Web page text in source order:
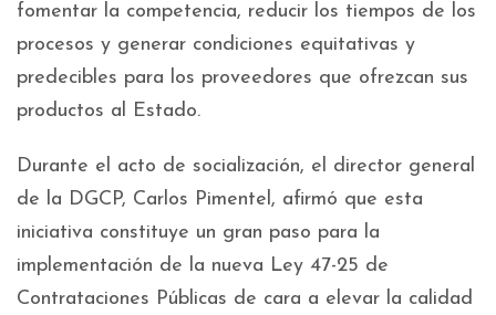
fomentar la competencia, reducir los tiempos de los
procesos y generar condiciones equitativas y
predecibles para los proveedores que ofrezcan sus
productos al Estado.
Durante el acto de socialización, el director general
de la DGCP, Carlos Pimentel, afirmó que esta
iniciativa constituye un gran paso para la
implementación de la nueva Ley 47-25 de
Contrataciones Públicas de cara a elevar la calidad